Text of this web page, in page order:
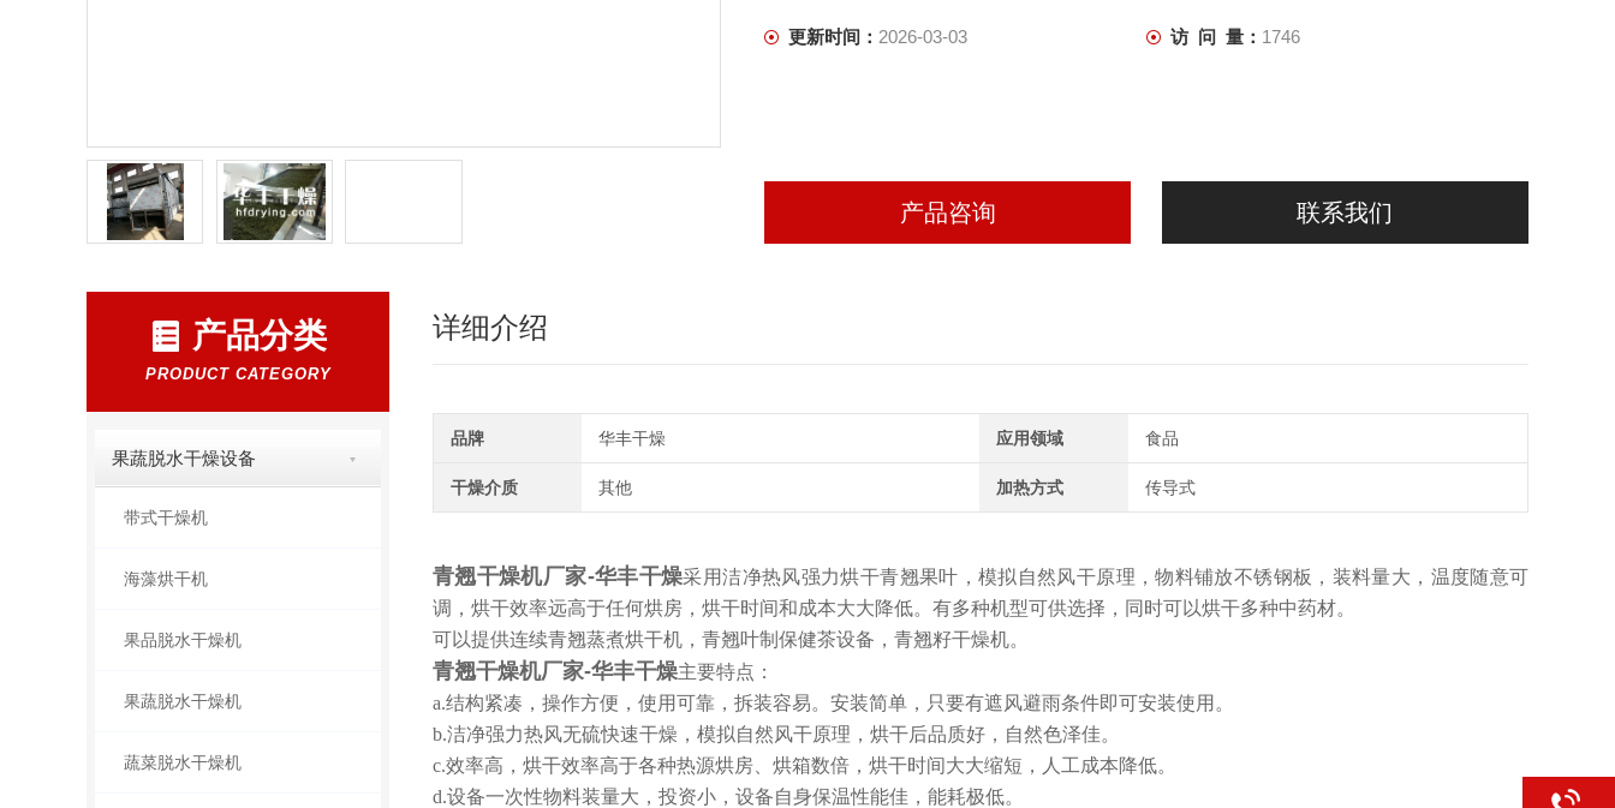
更新时间： 2026-03-03 访 问 量： 1746
产品咨询 联系我们
产品分类
PRODUCT CATEGORY
果蔬脱水干燥设备
带式干燥机
海藻烘干机
果品脱水干燥机
果蔬脱水干燥机
蔬菜脱水干燥机
详细介绍
品牌 华丰干燥 应用领域 食品
干燥介质 其他 加热方式 传导式
青翘干燥机厂家-华丰干燥采用洁净热风强力烘干青翘果叶，模拟自然风干原理，物料铺放不锈钢板，装料量大，温度随意可
调，烘干效率远高于任何烘房，烘干时间和成本大大降低。有多种机型可供选择，同时可以烘干多种中药材。
可以提供连续青翘蒸煮烘干机，青翘叶制保健茶设备，青翘籽干燥机。
青翘干燥机厂家-华丰干燥主要特点：
a.结构紧凑，操作方便，使用可靠，拆装容易。安装简单，只要有遮风避雨条件即可安装使用。
b.洁净强力热风无硫快速干燥，模拟自然风干原理，烘干后品质好，自然色泽佳。
c.效率高，烘干效率高于各种热源烘房、烘箱数倍，烘干时间大大缩短，人工成本降低。
d.设备一次性物料装量大，投资小，设备自身保温性能佳，能耗极低。